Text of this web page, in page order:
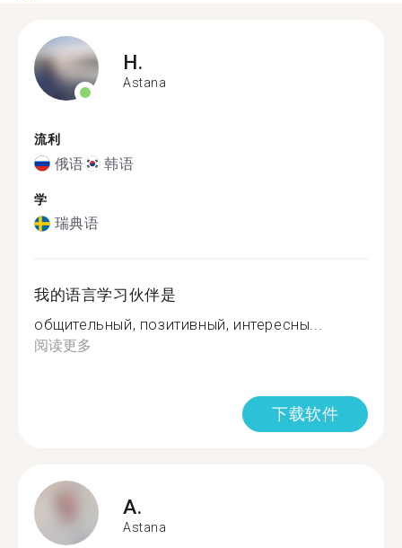
H.
Astana
流利
俄语 韩语
学
瑞典语
我的语言学习伙伴是
общительный, позитивный, интересны...
阅读更多
下载软件
A.
Astana